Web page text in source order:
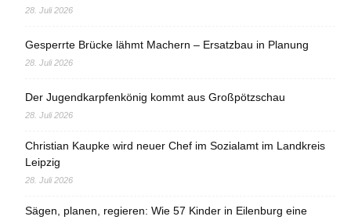
28. Juli 2026
Gesperrte Brücke lähmt Machern – Ersatzbau in Planung
28. Juli 2026
Der Jugendkarpfenkönig kommt aus Großpötzschau
28. Juli 2026
Christian Kaupke wird neuer Chef im Sozialamt im Landkreis
Leipzig
28. Juli 2026
Sägen, planen, regieren: Wie 57 Kinder in Eilenburg eine